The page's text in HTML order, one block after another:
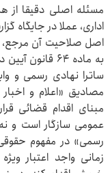
مسئله اصلی دقیقا از
اداری، عملا در جایگاه
اصل صلاحیت آن مرجع،
به ماده ۶۴
ساترا نهادی رسمی و
مصادیق «اعلام و
مبنای اقدام قضائی
رسمی» در مفهوم
زمانی واجد اعتبار